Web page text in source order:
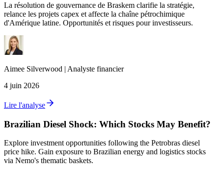
La résolution de gouvernance de Braskem clarifie la stratégie,
relance les projets capex et affecte la chaîne pétrochimique
d'Amérique latine. Opportunités et risques pour investisseurs.
Aimee Silverwood | Analyste financier
4 juin 2026
Lire l'analyse
Brazilian Diesel Shock: Which Stocks May Benefit?
Explore investment opportunities following the Petrobras diesel
price hike. Gain exposure to Brazilian energy and logistics stocks
via Nemo's thematic baskets.